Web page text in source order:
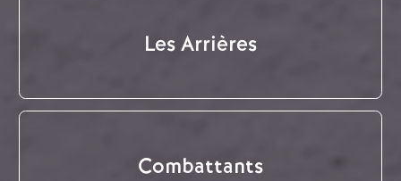
Les Arrières
Combattants